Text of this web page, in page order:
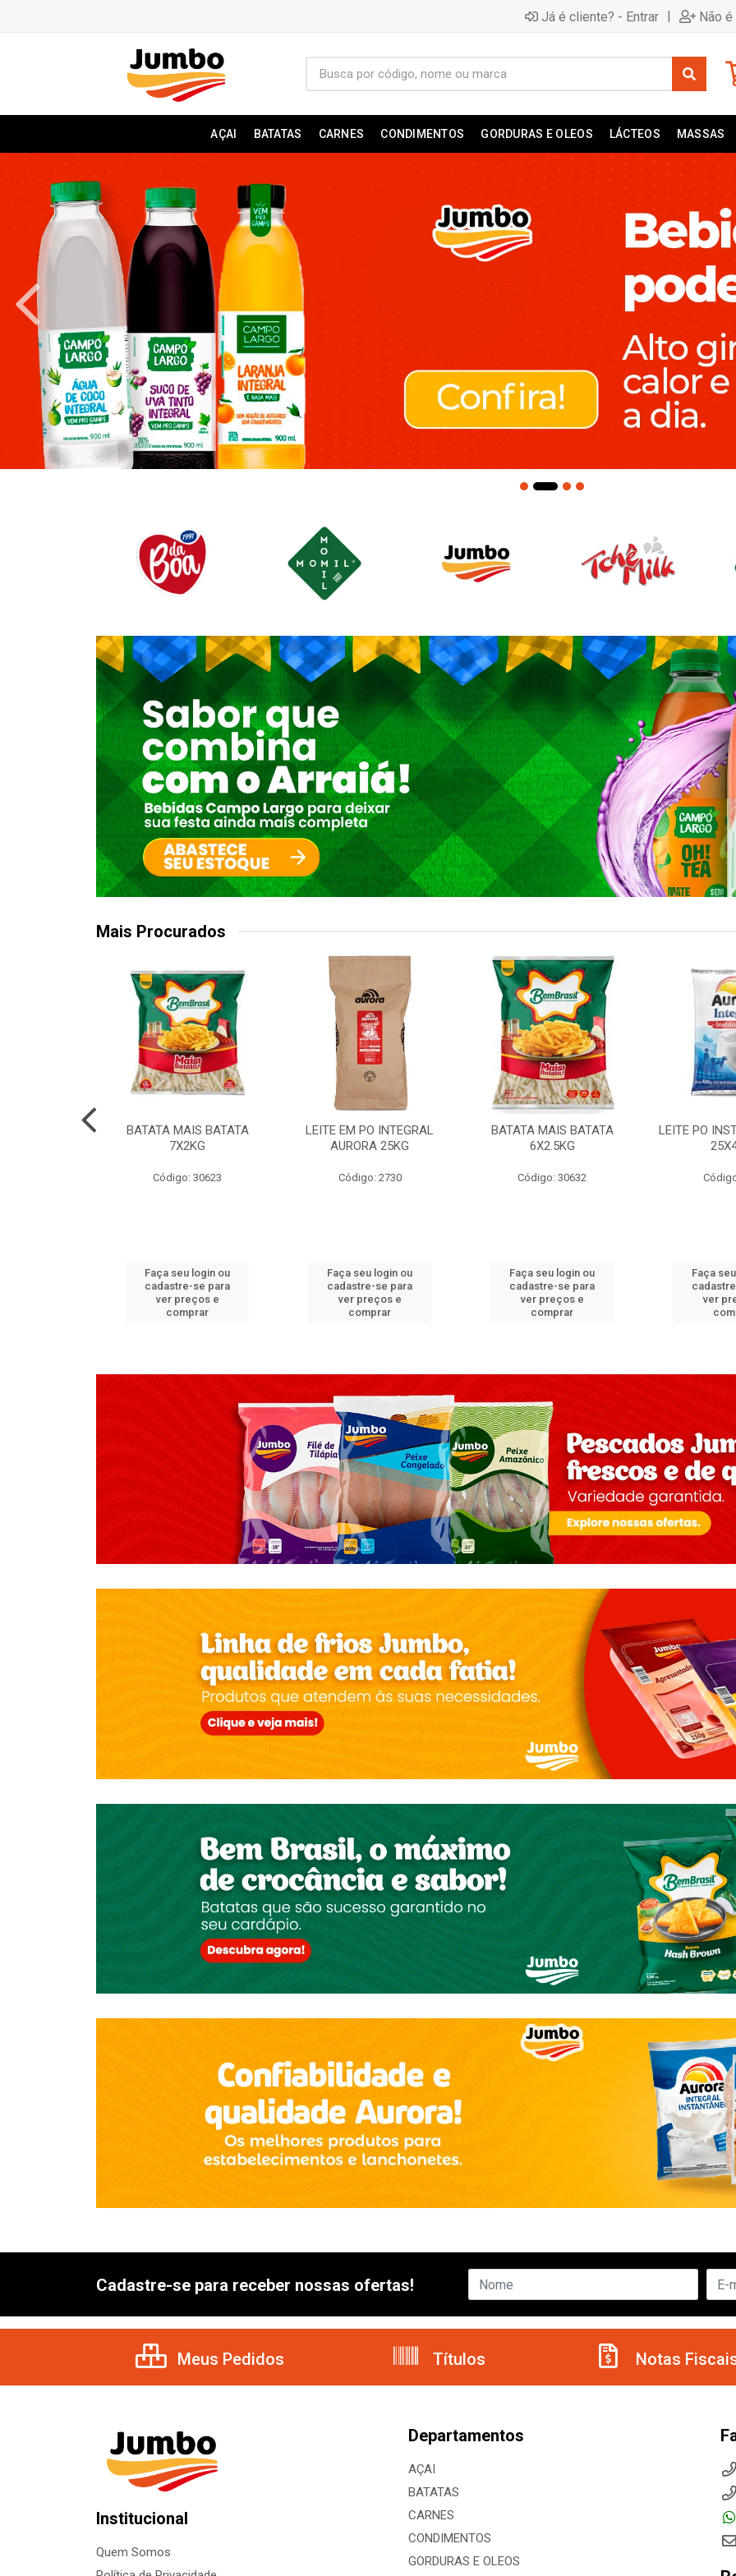
Já é cliente? - Entrar | Não
AÇAI BATATAS CARNES CONDIMENTOS GORDURAS E OLEOS LÁCTEOS MASSAS
Mais Procurados
BATATA MAIS BATATA
7X2KG
Código: 30623
Faça seu login ou
cadastre-se para
ver preços e
comprar
LEITE EM PO INTEGRAL
AURORA 25KG
Código: 2730
Faça seu login ou
cadastre-se para
ver preços e
comprar
BATATA MAIS BATATA
6X2.5KG
Código: 30632
Faça seu login ou
cadastre-se para
ver preços e
comprar
LEITE PO
Faça
ver
Cadastre-se para receber nossas ofertas!
Meus Pedidos Títulos Notas
Institucional
Quem Somos
Departamentos
AÇAI
BATATAS
CARNES
CONDIMENTOS
GORDURAS E OLEOS